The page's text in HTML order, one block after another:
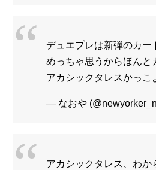
デュエプレは新弾のカー
めっちゃ思うからほんと
アカシックタレスかっこ
— なおや
アカシックタレス、わか